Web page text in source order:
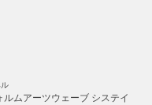
ルムアーツウェーブ システイ